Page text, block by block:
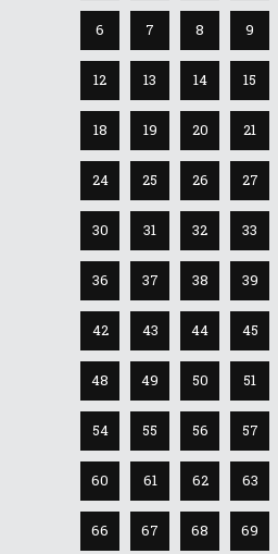
6 7 8 9
12 13 14 15
18 19 20 21
24 25 26 27
30 31 32 33
36 37 38 39
42 43 44 45
48 49 50 51
54 55 56 57
60 61 62 63
66 67 68 69